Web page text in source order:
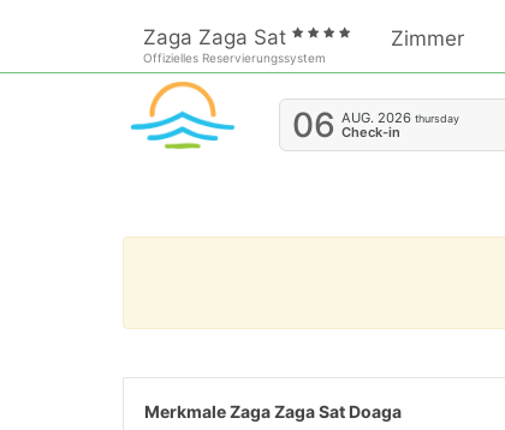
Zaga Zaga Sat
Offizielles Reservierungssystem
Zimmer
06 AUG. 2026 thursday
Check-in
Merkmale Zaga Zaga Sat Doaga